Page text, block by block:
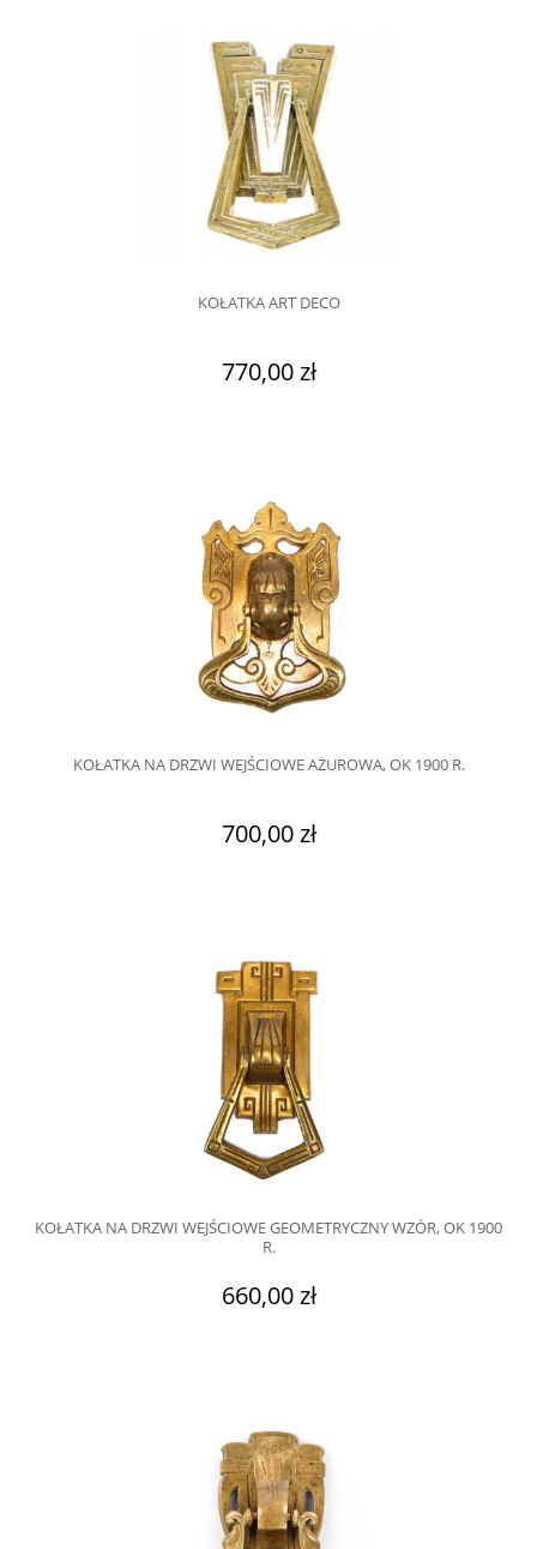
KOŁATKA ART DECO
770,00 zł
KOŁATKA NA DRZWI WEJŚCIOWE AŻUROWA, OK 1900 R.
700,00 zł
KOŁATKA NA DRZWI WEJŚCIOWE GEOMETRYCZNY WZÓR, OK 1900
R.
660,00 zł